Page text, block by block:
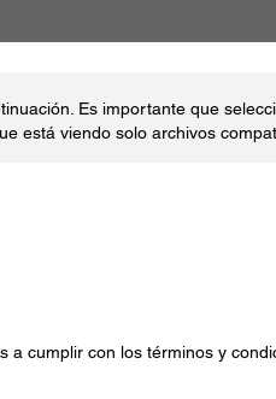
Es importante que
está viendo solo archivos
a cumplir con los términos y